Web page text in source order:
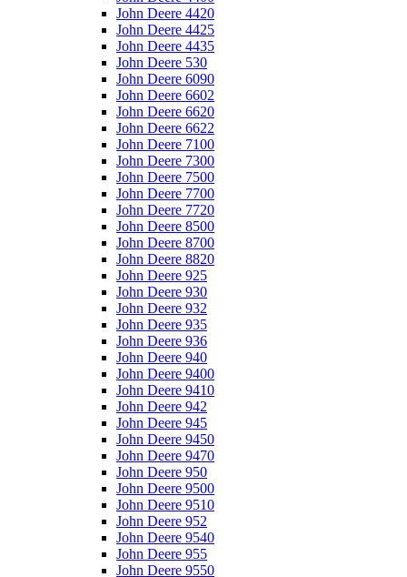
John Deere 4420
John Deere 4425
John Deere 4435
John Deere 530
John Deere 6090
John Deere 6602
John Deere 6620
John Deere 6622
John Deere 7100
John Deere 7300
John Deere 7500
John Deere 7700
John Deere 7720
John Deere 8500
John Deere 8700
John Deere 8820
John Deere 925
John Deere 930
John Deere 932
John Deere 935
John Deere 936
John Deere 940
John Deere 9400
John Deere 9410
John Deere 942
John Deere 945
John Deere 9450
John Deere 9470
John Deere 950
John Deere 9500
John Deere 9510
John Deere 952
John Deere 9540
John Deere 955
John Deere 9550